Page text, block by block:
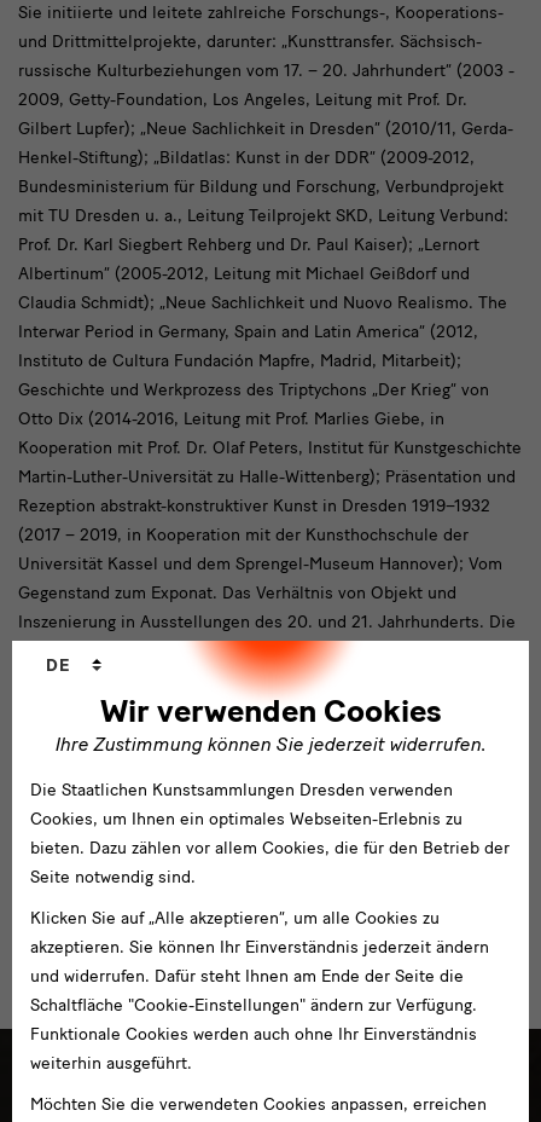
Sie initiierte und leitete zahlreiche Forschungs-, Kooperations-
und Drittmittelprojekte, darunter: „Kunsttransfer. Sächsisch-
russische Kulturbeziehungen vom 17. – 20. Jahrhundert“ (2003 -
2009, Getty-Foundation, Los Angeles, Leitung mit Prof. Dr.
Gilbert Lupfer); „Neue Sachlichkeit in Dresden“ (2010/11, Gerda-
Henkel-Stiftung); „Bildatlas: Kunst in der DDR“ (2009-2012,
Bundesministerium für Bildung und Forschung, Verbundprojekt
mit TU Dresden u. a., Leitung Teilprojekt SKD, Leitung Verbund:
Prof. Dr. Karl Siegbert Rehberg und Dr. Paul Kaiser); „Lernort
Albertinum“ (2005-2012, Leitung mit Michael Geißdorf und
Claudia Schmidt); „Neue Sachlichkeit und Nuovo Realismo. The
Interwar Period in Germany, Spain and Latin America“ (2012,
Instituto de Cultura Fundación Mapfre, Madrid, Mitarbeit);
Geschichte und Werkprozess des Triptychons „Der Krieg“ von
Otto Dix (2014-2016, Leitung mit Prof. Marlies Giebe, in
Kooperation mit Prof. Dr. Olaf Peters, Institut für Kunstgeschichte
Martin-Luther-Universität zu Halle-Wittenberg); Präsentation und
Rezeption abstrakt-konstruktiver Kunst in Dresden 1919–1932
(2017 – 2019, in Kooperation mit der Kunsthochschule der
Universität Kassel und dem Sprengel-Museum Hannover); Vom
Gegenstand zum Exponat. Das Verhältnis von Objekt und
Inszenierung in Ausstellungen des 20. und 21. Jahrhunderts. Die
Fallbeispiele Internationale Kunstausstellung 1926 in Dresden
und der Raum für konstruktive Kunst von El Lissitzky (2018-2020,
Bundesministerium für Bildung und Forschung, Verbundprojekt
mit der Universität Kassel, Kunsthochschule Kassel u.a., Leitung
Oskar Zwintscher (1870–1916). Das unbekannte Meisterwerk
(2019 -2021, Friede-Springer-Stiftung, Mitarbeit, Leitung: Dr.
Andreas Dehmer und Prof. Marlies Giebe).
Projekte
Wir verwenden Cookies
Ihre Zustimmung können Sie jederzeit widerrufen.
DE
Die Staatlichen Kunstsammlungen Dresden verwenden
Cookies, um Ihnen ein optimales Webseiten-Erlebnis zu
bieten. Dazu zählen vor allem Cookies, die für den Betrieb der
Seite notwendig sind.
Klicken Sie auf „Alle akzeptieren“, um alle Cookies zu
akzeptieren. Sie können Ihr Einverständnis jederzeit ändern
und widerrufen. Dafür steht Ihnen am Ende der Seite die
Schaltfläche "Cookie-Einstellungen" ändern zur Verfügung.
Funktionale Cookies werden auch ohne Ihr Einverständnis
weiterhin ausgeführt.
Möchten Sie die verwendeten Cookies anpassen, erreichen